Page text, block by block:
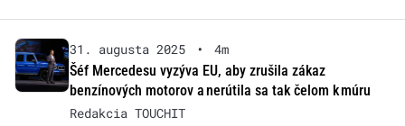
31. augusta 2025 •
4m
Šéf Mercedesu vyzýva EU, aby zrušila zákaz
benzínových motorov a nerútila sa tak čelom k múru
Redakcia TOUCHIT